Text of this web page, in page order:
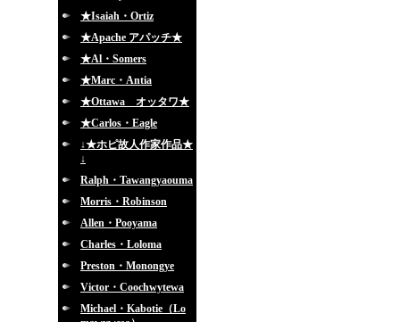
★Isaiah・Ortiz
★Apache アパッチ★
★Al・Somers
★Marc・Antia
★Ottawa オッタワ★
★Carlos・Eagle
↓★ホピ故人作家作品★
↓
Ralph・Tawangyaouma
Morris・Robinson
Allen・Pooyama
Charles・Loloma
Preston・Monongye
Victor・Coochwytewa
Michael・Kabotie（Lo